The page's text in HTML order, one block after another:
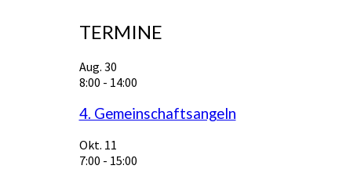
TERMINE
Aug. 30
8:00 - 14:00
4. Gemeinschaftsangeln
Okt. 11
7:00 - 15:00